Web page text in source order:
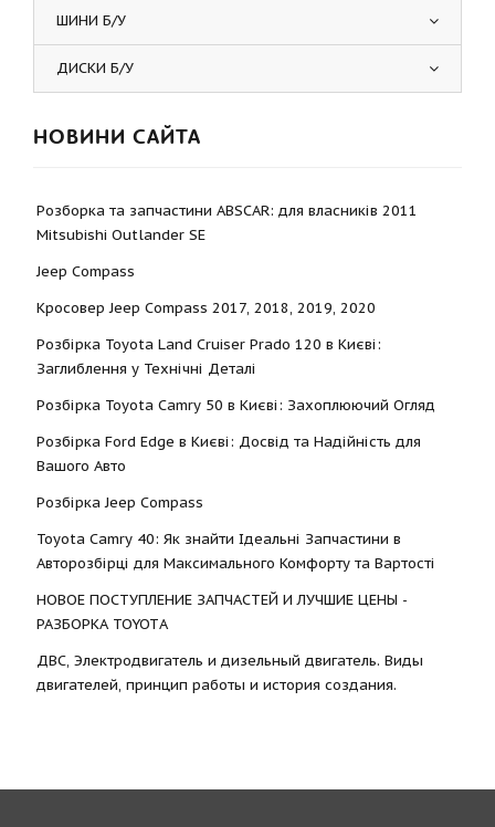
ШИНИ Б/У
ДИСКИ Б/У
НОВИНИ САЙТА
Розборка та запчастини ABSCAR: для власників 2011
Mitsubishi Outlander SE
Jeep Compass
Кросовер Jeep Compass 2017, 2018, 2019, 2020
Розбірка Toyota Land Cruiser Prado 120 в Києві:
Заглиблення у Технічні Деталі
Розбірка Toyota Camry 50 в Києві: Захоплюючий Огляд
Розбірка Ford Edge в Києві: Досвід та Надійність для
Вашого Авто
Розбірка Jeep Compass
Toyota Camry 40: Як знайти Ідеальні Запчастини в
Авторозбірці для Максимального Комфорту та Вартості
НОВОЕ ПОСТУПЛЕНИЕ ЗАПЧАСТЕЙ И ЛУЧШИЕ ЦЕНЫ -
РАЗБОРКА TOYOTА
ДВС, Электродвигатель и дизельный двигатель. Виды
двигателей, принцип работы и история создания.